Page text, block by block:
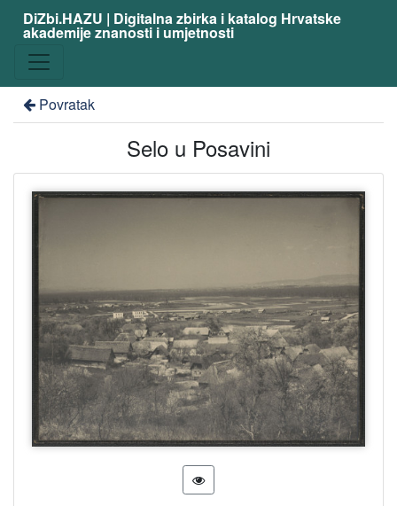
DiZbi.HAZU | Digitalna zbirka i katalog Hrvatske
akademije znanosti i umjetnosti
Povratak
Selo u Posavini